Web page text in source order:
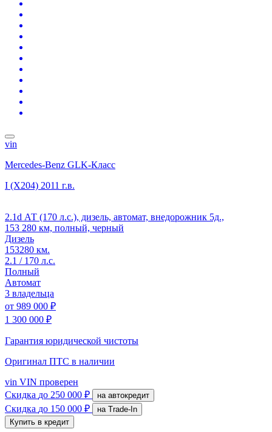
vin
Mercedes-Benz GLK-Класс
I (X204) 2011 г.в.
2.1d АТ (170 л.с.), дизель, автомат, внедорожник 5д.,
153 280 км, полный, черный
Дизель
153280 км.
2.1 / 170 л.с.
Полный
Автомат
3 владельца
от 989 000 ₽
1 300 000 ₽
Гарантия юридической чистоты
Оригинал ПТС в наличии
vin VIN проверен
Скидка до 250 000 ₽ на автокредит
Скидка до 150 000 ₽
на Trade-In
Купить в кредит